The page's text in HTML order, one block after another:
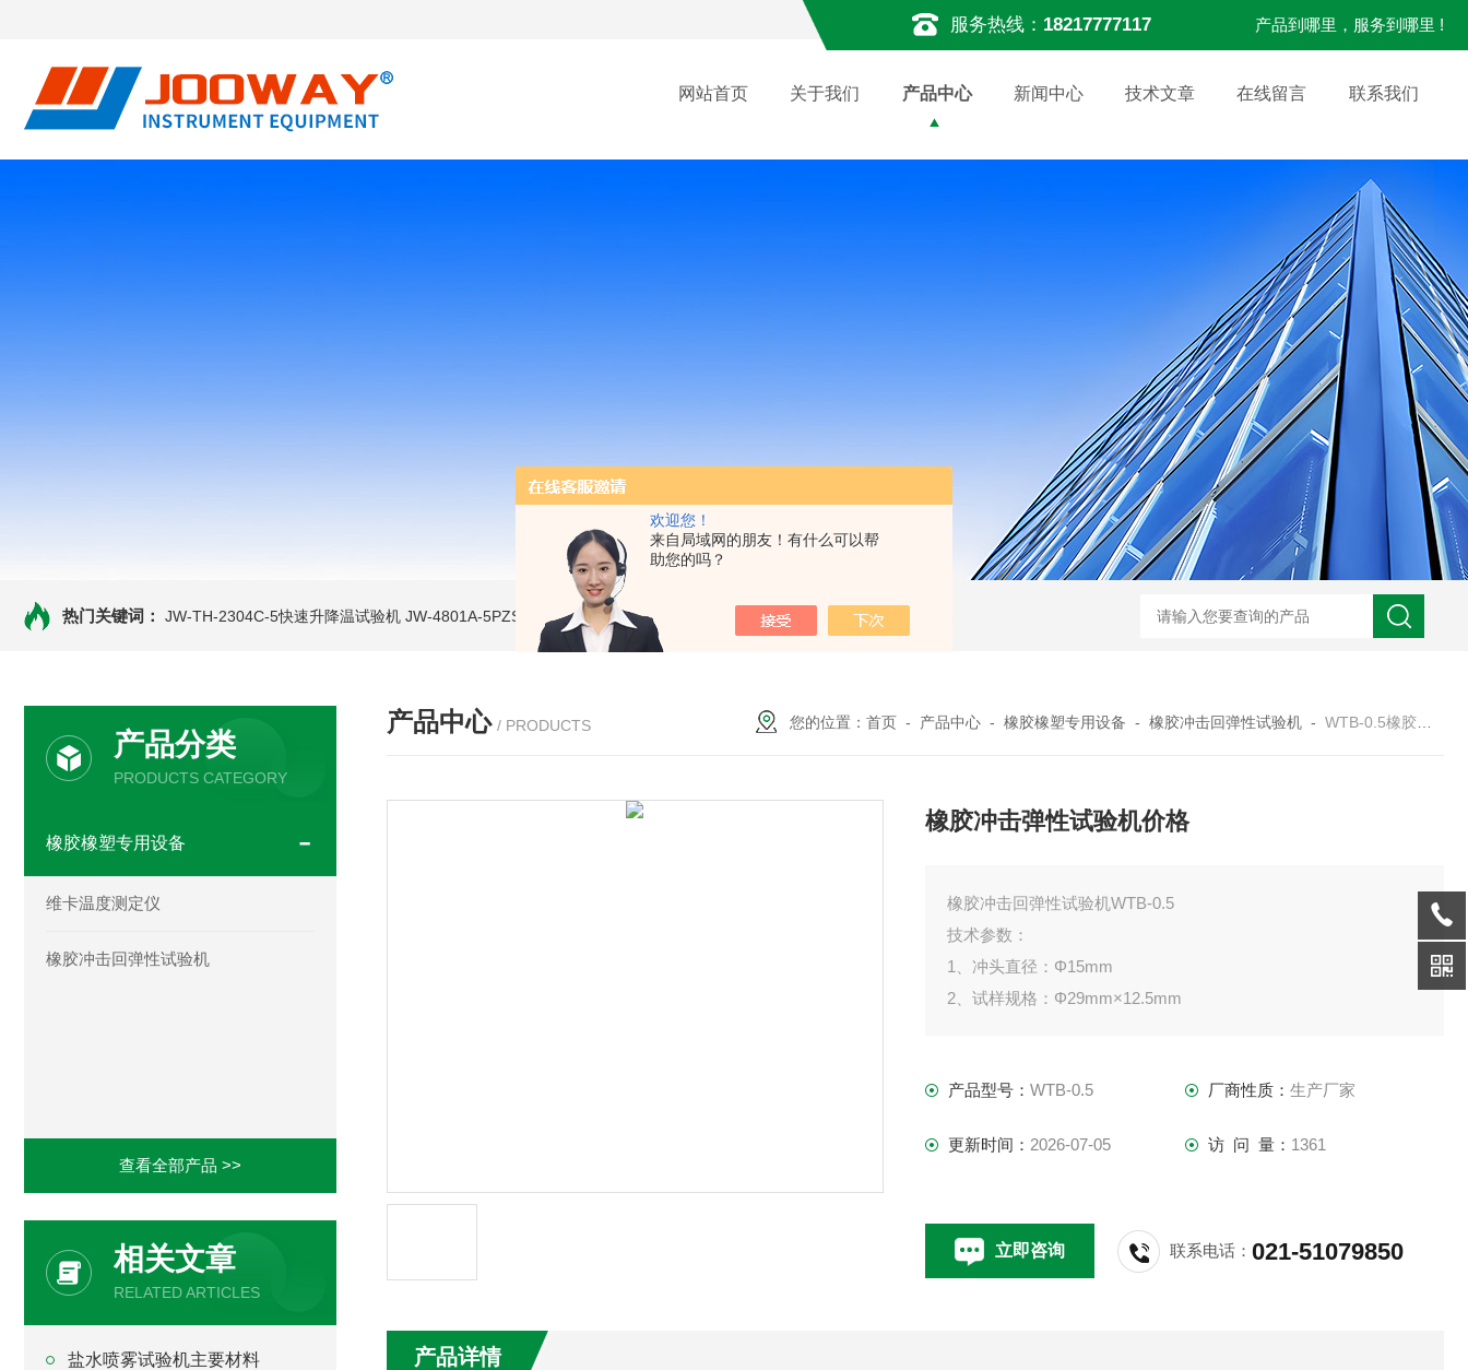
欢迎您！
来自局域网的朋友！有什么可以帮
助您的吗？
服务热线： 18217777117 产品到哪里，服务到哪里 !
网站首页 关于我们 产品中心 新闻中心 技术文章 在线留言 联系我们
热门关键词： JW-TH-2304C-5快速升降温试验机 JW-4801A-5PZSH膨胀水壶全自动爆破试验台 JW-2204B-204低温试验箱 JW-5405A复合盐雾试验箱
产品分类
PRODUCTS CATEGORY
橡胶橡塑专用设备
维卡温度测定仪
橡胶冲击回弹性试验机
查看全部产品 >>
相关文章
RELATED ARTICLES
盐水喷雾试验机主要材料
产品中心 / PRODUCTS 您的位置：首页 - 产品中心 -橡胶橡塑专用设备 -橡胶冲击回弹性试验机 -WTB-0.5橡胶冲击弹性试验机价格
橡胶冲击弹性试验机价格
橡胶冲击回弹性试验机WTB-0.5
技术参数：
1、冲头直径：Φ15mm
2、试样规格：Φ29mm×12.5mm
5、表现应变能密度：351+112kJ/m3
产品型号：WTB-0.5 厂商性质： 生产厂家
更新时间： 2026-07-05 访 问 量： 1361
立即咨询 联系电话：021-51079850
产品详情